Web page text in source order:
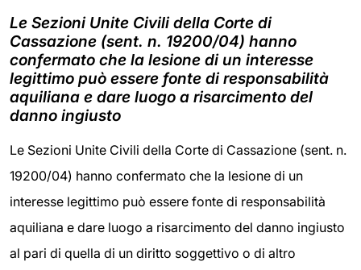
Le Sezioni Unite Civili della Corte di
Cassazione (sent. n. 19200/04) hanno
confermato che la lesione di un interesse
legittimo può essere fonte di responsabilità
aquiliana e dare luogo a risarcimento del
danno ingiusto
Le Sezioni Unite Civili della Corte di Cassazione (sent. n.
19200/04) hanno confermato che la lesione di un
interesse legittimo può essere fonte di responsabilità
aquiliana e dare luogo a risarcimento del danno ingiusto
al pari di quella di un diritto soggettivo o di altro